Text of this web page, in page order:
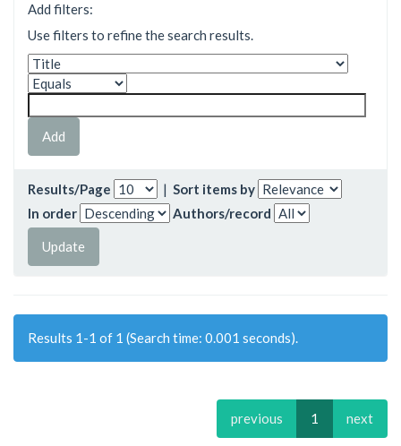
Add filters:
Use filters to refine the search results.
Results/Page | Sort items by
In order
Authors/record
Results 1-1 of 1 (Search time: 0.001 seconds).
previous 1 next